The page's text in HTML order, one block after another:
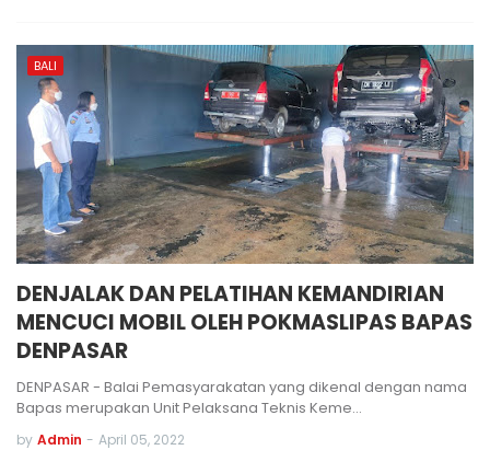
BALI
DENJALAK DAN PELATIHAN KEMANDIRIAN
MENCUCI MOBIL OLEH POKMASLIPAS BAPAS
DENPASAR
DENPASAR - Balai Pemasyarakatan yang dikenal dengan nama
Bapas merupakan Unit Pelaksana Teknis Keme…
by Admin - April 05, 2022